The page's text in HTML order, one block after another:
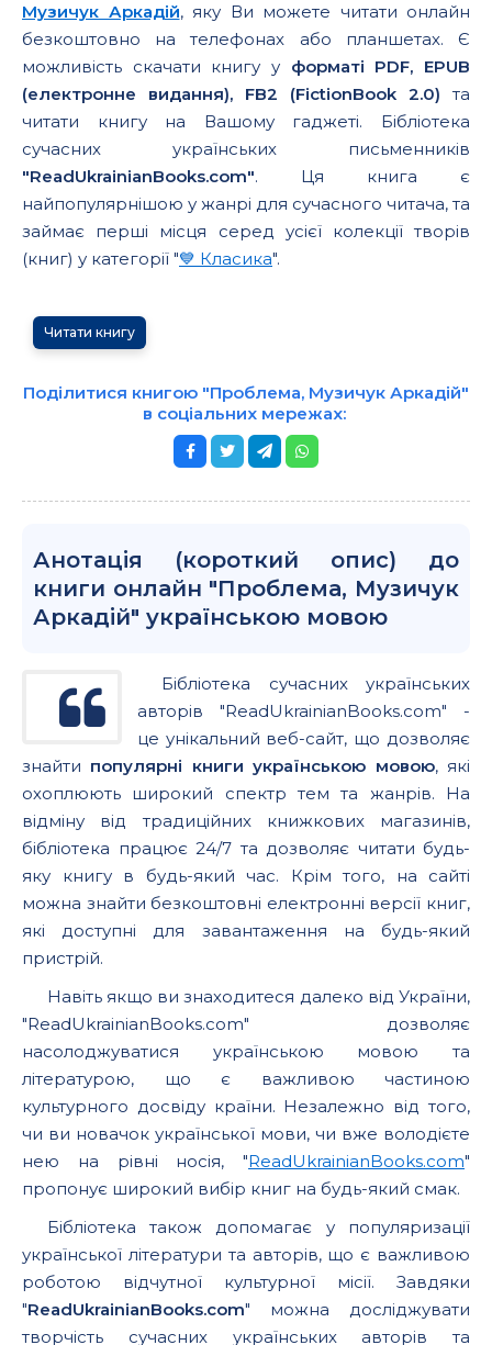
Музичук Аркадій, яку Ви можете читати онлайн
безкоштовно на телефонах або планшетах. Є
можливість скачати книгу у форматі PDF, EPUB
(електронне видання), FB2 (FictionBook 2.0) та
читати книгу на Вашому гаджеті. Бібліотека
сучасних українських письменників
"ReadUkrainianBooks.com". Ця книга є
найпопулярнішою у жанрі для сучасного читача, та
займає перші місця серед усієї колекції творів
(книг) у категорії "💙 Класика".
Читати книгу
Поділитися книгою "Проблема, Музичук Аркадій"
в соціальних мережах:
Анотація (короткий опис) до
книги онлайн "Проблема, Музичук
Аркадій" українською мовою
Бібліотека сучасних українських
авторів "ReadUkrainianBooks.com" -
це унікальний веб-сайт, що дозволяє
знайти популярні книги українською мовою, які
охоплюють широкий спектр тем та жанрів. На
відміну від традиційних книжкових магазинів,
бібліотека працює 24/7 та дозволяє читати будь-
яку книгу в будь-який час. Крім того, на сайті
можна знайти безкоштовні електронні версії книг,
які доступні для завантаження на будь-який
пристрій.
Навіть якщо ви знаходитеся далеко від України,
"ReadUkrainianBooks.com" дозволяє
насолоджуватися українською мовою та
літературою, що є важливою частиною
культурного досвіду країни. Незалежно від того,
чи ви новачок української мови, чи вже володієте
нею на рівні носія, "ReadUkrainianBooks.com"
пропонує широкий вибір книг на будь-який смак.
Бібліотека також допомагає у популяризації
української літератури та авторів, що є важливою
роботою відчутної культурної місії. Завдяки
"ReadUkrainianBooks.com" можна досліджувати
творчість сучасних українських авторів та